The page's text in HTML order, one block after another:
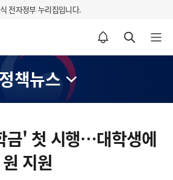
전자정부 누리집입니다.
알림설정 바로가기 검색 바로가기 메뉴 열기
정책뉴스
금' 첫 시행…대학생에
지원